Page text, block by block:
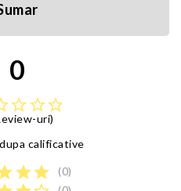
0
star_borderstar_borderstar_border
uri)
calificative
starstar
(0)